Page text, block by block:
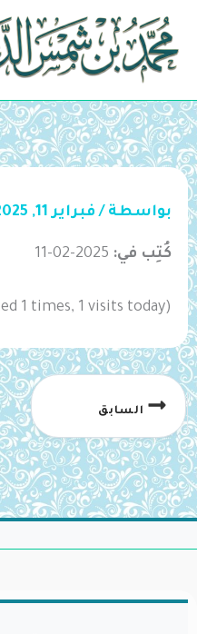
تخطي
المحتوى
بواسطة / فبراير 11, 2025
كُتِب في: 2025-02-11
(Visited 1 times, 1 visits today)
السابق